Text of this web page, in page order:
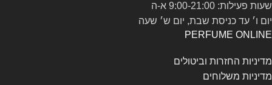
שעות פעילות: 9:00-21:00 א-ה
יום ו׳ עד כניסת שבת, יום ש׳ שעה
PERFUME ONLINE
מדיניות החזרות וביטולים
מדיניות משלוחים